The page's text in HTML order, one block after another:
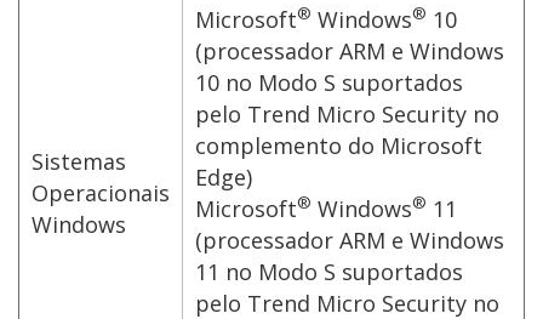
Sistemas
Operacionais
Windows
Microsoft® Windows® 10
(processador ARM e Windows
10 no Modo S suportados
pelo Trend Micro Security no
complemento do Microsoft
Edge)
Microsoft® Windows® 11
(processador ARM e Windows
11 no Modo S suportados
pelo Trend Micro Security no